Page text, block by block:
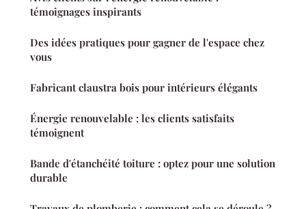
témoignages inspirants
Des idées pratiques pour gagner de l'espace chez
vous
Fabricant claustra bois pour intérieurs élégants
Énergie renouvelable : les clients satisfaits
témoignent
Bande d'étanchéité toiture : optez pour une solution
durable